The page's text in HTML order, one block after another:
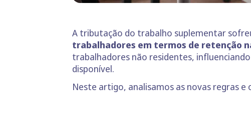
A tributação do trabalho suplementar
trabalhadores em termos de retenção
trabalhadores não residentes,
disponível.
Neste artigo, analisamos as novas regras